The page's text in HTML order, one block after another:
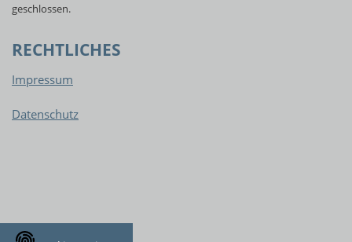
geschlossen.
RECHTLICHES
Impressum
Datenschutz